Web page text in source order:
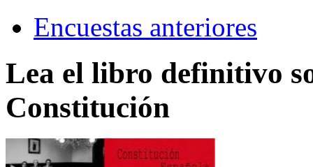
Encuestas anteriores
Lea el libro definitivo
Constitución